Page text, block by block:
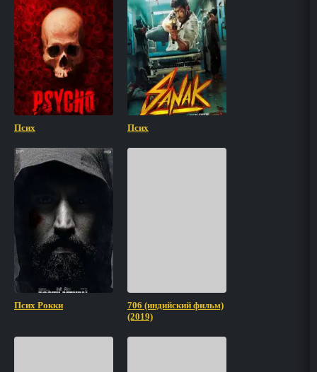
Псих Псих
Псих Рокки
706 (индийский фильм)
(2019)